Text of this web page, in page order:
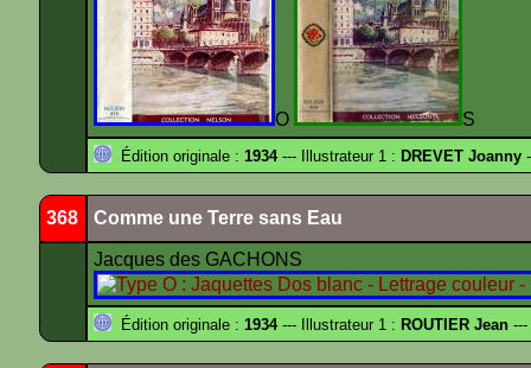
O S
Édition originale : 1934--- Illustrateur 1 : DREVET Joanny
368 Comme une Terre sans Eau
Jacques des GACHONS
Édition originale : 1934--- Illustrateur 1 : ROUTIER Jean ---